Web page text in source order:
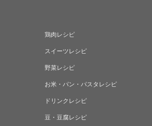
鶏肉レシピ
スイーツレシピ
野菜レシピ
お米・パン・パスタレシピ
ドリンクレシピ
豆・豆腐レシピ